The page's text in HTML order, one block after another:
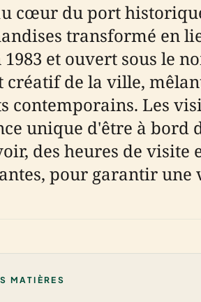
cœur du port
transformé en
et ouvert sous le
créatif de la ville,
contemporains. Les
unique d'être à bord
des heures de
pour garantir une
MATIÈRES